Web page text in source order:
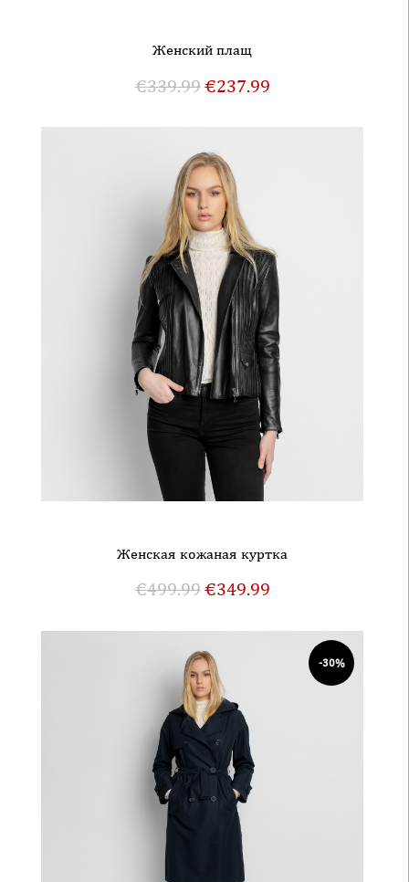
Женский плащ
€339.99€237.99
Женская кожаная куртка
€499.99€349.99
-30%